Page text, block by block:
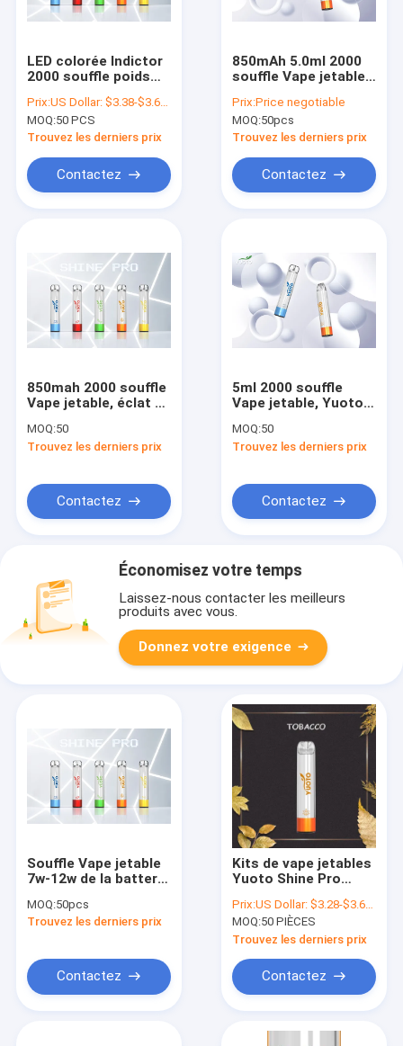
LED colorée Indictor
2000 souffle poids
50g
Prix:US Dollar: $3.38-$3.68(1PCS)
MOQ:50 PCS
Trouvez les derniers prix
Contactez
850mAh 5.0ml 2000
souffle Vape jetable,
brillants menés de
cosse
Prix:Price negotiable
MOQ:50pcs
Trouvez les derniers prix
Contactez
850mah 2000 souffle
Vape jetable, éclat de
kits de Vape de
cosse
MOQ:50
Trouvez les derniers prix
Contactez
5ml 2000 souffle
Vape jetable, Yuoto
de cosse
MOQ:50
Trouvez les derniers prix
Contactez
Économisez votre temps
Laissez-nous contacter les meilleurs
produits avec vous.
Donnez votre exigence
Souffle Vape jetable
7w-12w de la batterie
MOQ:50pcs
Trouvez les derniers prix
Contactez
Kits de vape jetables
Yuoto Shine Pro
Liquid Device
Prix:US Dollar: $3.28-$3.68(1PCS)
MOQ:50 PIÈCES
Trouvez les derniers prix
Contactez